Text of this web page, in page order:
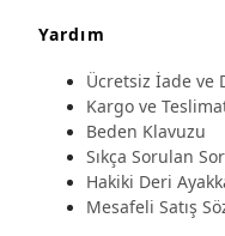
Yardım
Ücretsiz İade ve
Kargo ve
Beden Klavuzu
Sıkça Sorulan
Hakiki Deri
Mesafeli Satış